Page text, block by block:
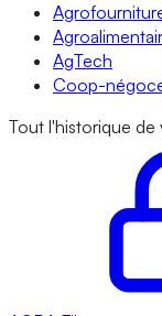
AgTech
Coop-
Tout l'historique